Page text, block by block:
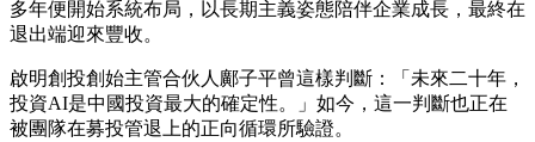
多年便開始系統布局，以長期主義姿態陪伴企業成長，最終在
退出端迎來豐收。
啟明創投創始主管合伙人鄺子平曾這樣判斷：「未來二十年，
投資AI是中國投資最大的確定性。」如今，這一判斷也正在
被團隊在募投管退上的正向循環所驗證。